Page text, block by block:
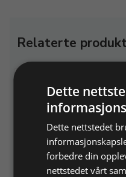
Relaterte
Ringmål i stål, 3,8 mm
Dette
Dette nettstedet
forbedre din
nettstedet vårt